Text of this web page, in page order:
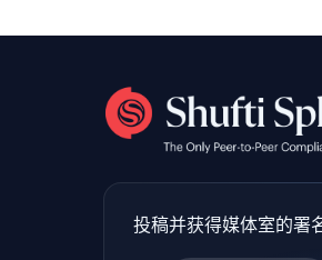
投稿并获得媒体室的署